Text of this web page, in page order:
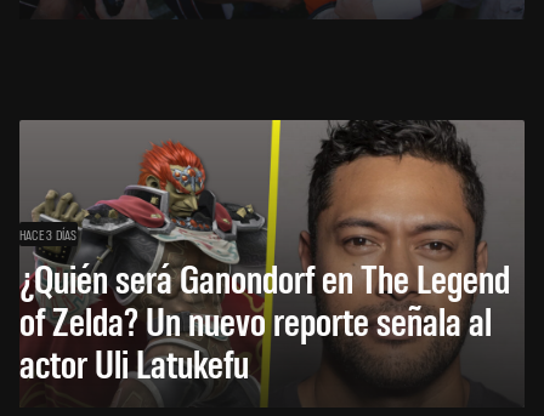
HACE 3 DÍAS
¿Quién será Ganondorf en The Legend
of Zelda? Un nuevo reporte señala al
actor Uli Latukefu